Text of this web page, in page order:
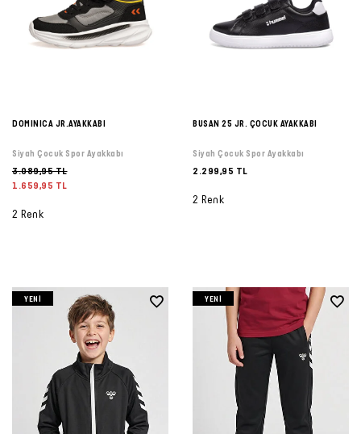
DOMINICA JR.AYAKKABI
Siyah Çocuk Spor Ayakkabı
3.089,95 TL
1.659,95 TL
2 Renk
BUSAN 25 JR. ÇOCUK AYAKKABI
Siyah Çocuk Spor Ayakkabı
2.299,95 TL
2 Renk
YENI YENI